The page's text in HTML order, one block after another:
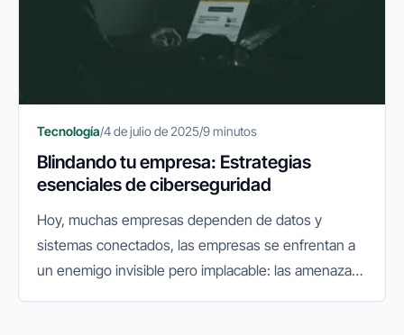
Tecnología/4 de julio de 2025/9 minutos
Blindando tu empresa: Estrategias
esenciales de ciberseguridad
Hoy, muchas empresas dependen de datos y
sistemas conectados, las empresas se enfrentan a
un enemigo invisible pero implacable: las amenazas